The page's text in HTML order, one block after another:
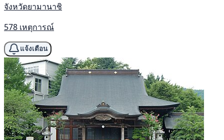
จังหวัดยามานาชิ
578 เหตุการณ์
แจ้งเตือน